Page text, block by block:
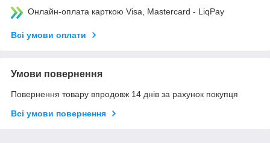
Онлайн-оплата карткою Visa, Mastercard - LiqPay
Всі умови оплати
Умови повернення
Повернення товару впродовж 14 днів за рахунок покупця
Всі умови повернення